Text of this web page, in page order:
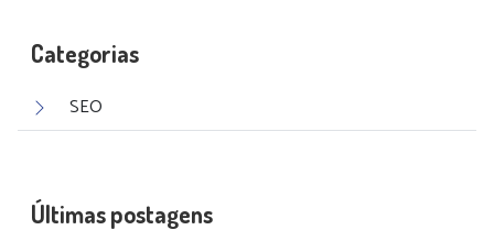
Categorias
SEO
Últimas postagens